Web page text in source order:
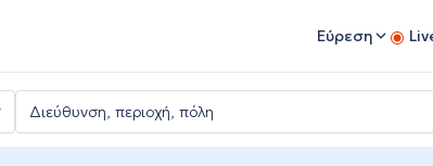
Εύρεση